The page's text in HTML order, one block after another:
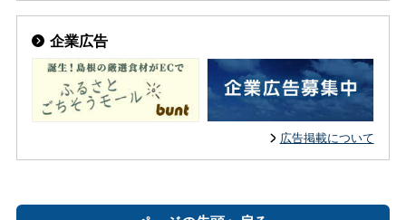
企業広告
広告掲載について